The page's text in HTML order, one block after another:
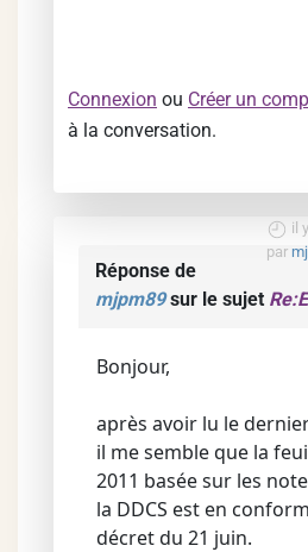
Connexion ou Créer un
à la conversation.
il
par
Réponse de
mjpm89sur le sujet
Bonjour,
après avoir lu le
il me semble que la
2011 basée sur les
la DDCS est en
décret du 21 juin.